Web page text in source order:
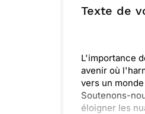
Texte de
L'importance
avenir où
vers un
Soutenons-
éloigner les